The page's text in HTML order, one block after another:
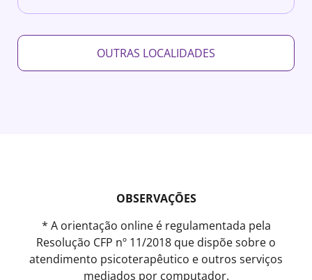
OUTRAS LOCALIDADES
OBSERVAÇÕES
* A orientação online é regulamentada pela
Resolução CFP nº 11/2018 que dispõe sobre o
atendimento psicoterapêutico e outros serviços
mediados por computador.